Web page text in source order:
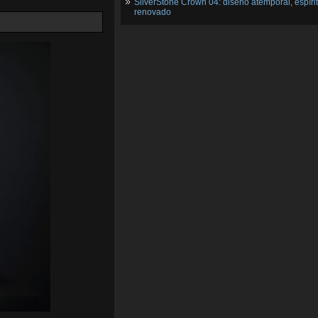
SilverStone Crown 04: diseño atemporal,
renovado